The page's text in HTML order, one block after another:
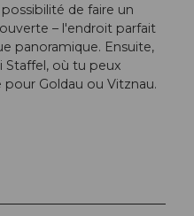
de faire un
– l'endroit parfait
panoramique. Ensuite,
Staffel, où tu peux
pour Goldau ou Vitznau.